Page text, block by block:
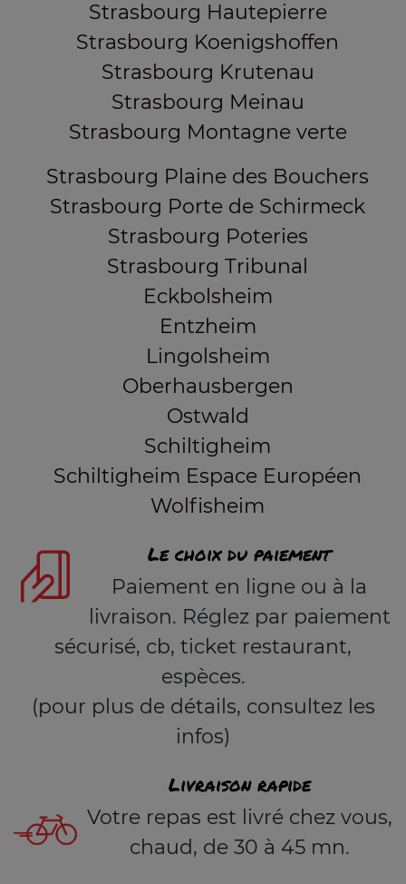
Strasbourg Hautepierre
Strasbourg Koenigshoffen
Strasbourg Krutenau
Strasbourg Meinau
Strasbourg Montagne verte
Strasbourg Plaine des Bouchers
Strasbourg Porte de Schirmeck
Strasbourg Poteries
Strasbourg Tribunal
Eckbolsheim
Entzheim
Lingolsheim
Oberhausbergen
Ostwald
Schiltigheim
Schiltigheim Espace Européen
Wolfisheim
Le choix du paiement
Paiement en ligne ou à la
livraison. Réglez par paiement
sécurisé, cb, ticket restaurant,
espèces.
(pour plus de détails, consultez les
infos)
Livraison rapide
Votre repas est livré chez vous,
chaud, de 30 à 45 mn.